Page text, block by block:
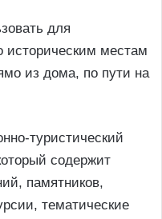
для
историческим местам
из дома, по пути на
туристический
содержит
памятников,
тематические